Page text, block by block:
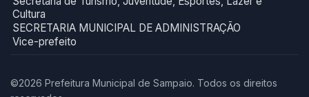
Cultura
SECRETARIA MUNICIPAL DE ADMINISTRAÇÃO
Vice-prefeito
©2026 Prefeitura Municipal de Sampaio. Todos os direitos